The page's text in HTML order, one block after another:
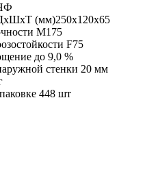
(мм)250х120х65
М175
F75
до 9,0 %
стенки 20 мм
448 шт